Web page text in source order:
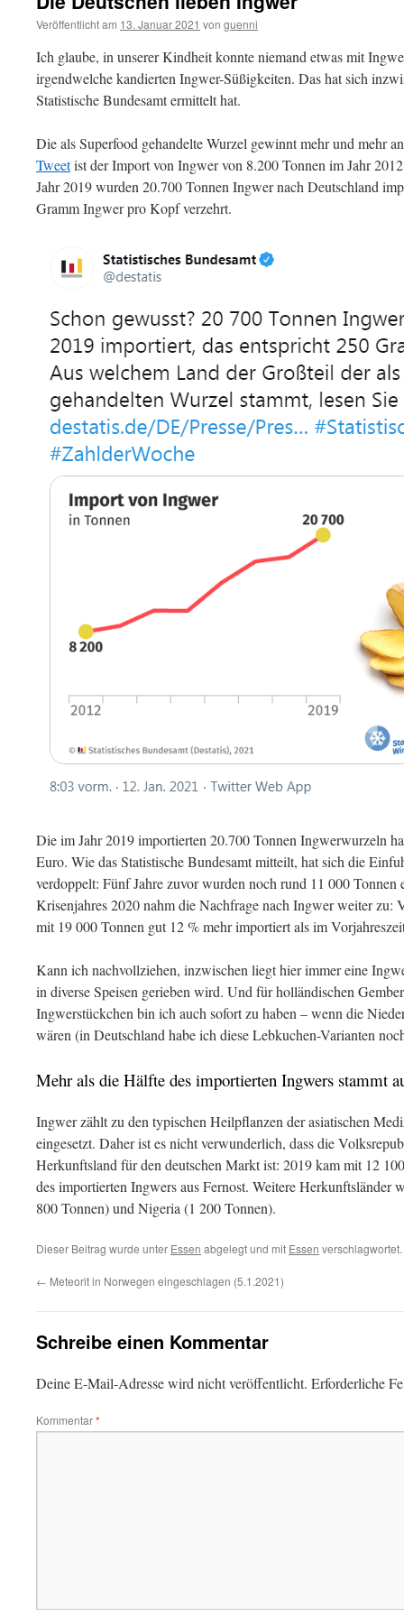
Veröffentlicht am 13. Januar 2021 von guenni
Ich glaube, in unserer Kindheit konnte niemand etwas mit
irgendwelche kandierten Ingwer-Süßigkeiten. Das hat sich
Statistische Bundesamt ermittelt hat.
Die als Superfood gehandelte Wurzel gewinnt mehr und mehr
Tweetist der Import von Ingwer von 8.200 Tonnen im Jahr
Jahr 2019 wurden 20.700 Tonnen Ingwer nach Deutschland
Gramm Ingwer pro Kopf verzehrt.
Die im Jahr 2019 importierten 20.700 Tonnen Ingwerwurzeln
Euro. Wie das Statistische Bundesamt mitteilt, hat sich die
verdoppelt: Fünf Jahre zuvor wurden noch rund 11 000
Krisenjahres 2020 nahm die Nachfrage nach Ingwer weiter zu:
mit 19 000 Tonnen gut 12 % mehr importiert als im
Kann ich nachvollziehen, inzwischen liegt hier immer eine
in diverse Speisen gerieben wird. Und für holländischen
Ingwerstückchen bin ich auch sofort zu haben – wenn die
wären (in Deutschland habe ich diese Lebkuchen-Varianten
Mehr als die Hälfte des importierten Ingwers stammt
Ingwer zählt zu den typischen Heilpflanzen der asiatischen
eingesetzt. Daher ist es nicht verwunderlich, dass die
Herkunftsland für den deutschen Markt ist: 2019 kam mit 12
des importierten Ingwers aus Fernost. Weitere Herkunftsländer
800 Tonnen) und Nigeria (1 200 Tonnen).
Dieser Beitrag wurde unter Essen abgelegt und mit Essen
← Meteorit in Norwegen eingeschlagen (5.1.2021)
Schreibe einen Kommentar
Deine E-Mail-Adresse wird nicht veröffentlicht. Erforderliche
Kommentar*